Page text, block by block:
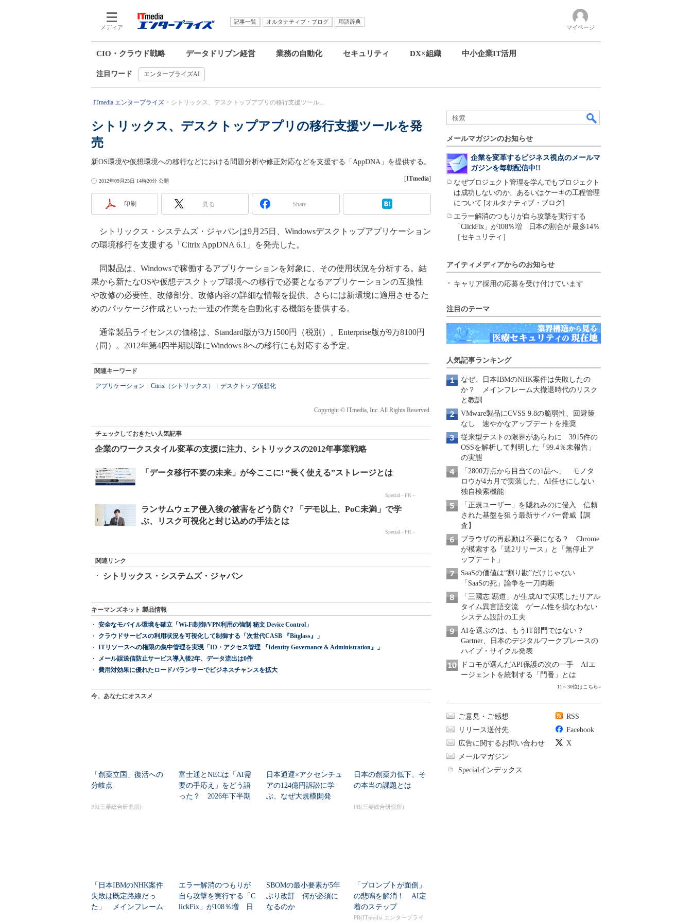
メディア
記事一覧 オルタナティブ・ブログ
用語辞典
マイページ
CIO・クラウド戦略 データドリブン経営 業務の自動化 セキュリティ DX×組織 中小企業IT活用
注目ワード エンタープライズAI
ITmedia エンタープライズ シトリックス、デスクトップアプリの移行支援ツール...
シトリックス、デスクトップアプリの移行支援ツールを発
売
新OS環境や仮想環境への移行などにおける問題分析や修正対応などを支援する「AppDNA」を提供する。
2012年09月25日 14時20分 公開 [ITmedia]
印刷 見る Share
シトリックス・システムズ・ジャパンは9月25日、Windowsデスクトップアプリケーション
の環境移行を支援する「Citrix AppDNA 6.1」を発売した。
同製品は、Windowsで稼働するアプリケーションを対象に、その使用状況を分析する。結
果から新たなOSや仮想デスクトップ環境への移行で必要となるアプリケーションの互換性
や改修の必要性、改修部分、改修内容の詳細な情報を提供、さらには新環境に適用させるた
めのパッケージ作成といった一連の作業を自動化する機能を提供する。
通常製品ライセンスの価格は、Standard版が3万1500円（税別）、Enterprise版が9万8100円
（同）。2012年第4四半期以降にWindows 8への移行にも対応する予定。
関連キーワード
アプリケーション Citrix（シトリックス） デスクトップ仮想化
Copyright © ITmedia, Inc. All Rights Reserved.
チェックしておきたい人気記事
企業のワークスタイル変革の支援に注力、シトリックスの2012年事業戦略
関連リンク
シトリックス・システムズ・ジャパン
キーマンズネット 製品情報
安全なモバイル環境を確立「Wi-Fi制御/VPN利用の強制 秘文 Device Control」
クラウドサービスの利用状況を可視化して制御する「次世代CASB 『Bitglass』」
ITリソースへの権限の集中管理を実現「ID・アクセス管理 『Identity Governance & Administration』」
メール誤送信防止サービス導入後2年、データ流出は0件
費用対効果に優れたロードバランサーでビジネスチャンスを拡大
今、あなたにオススメ
「創薬立国」復活への
分岐点
PR(三菱総合研究所)
富士通とNECは「AI需
要の手応え」をどう語
った？ 2026年下半期
日本通運×アクセンチュ
アの124億円訴訟に学
ぶ、なぜ大規模開発
日本の創薬力低下、そ
の本当の課題とは
PR(三菱総合研究所)
「日本IBMのNHK案件
失敗は既定路線だっ
た」 メインフレーム
エラー解消のつもりが
自ら攻撃を実行する「C
lickFix」が108％増 日
SBOMの最小要素が5年
ぶり改訂 何が必須に
なるのか
「プロンプトが面倒」
の悲鳴を解消！ AI定
着のステップ
PR(ITmedia エンタープライ
メールマガジンのお知らせ
企業を変革するビジネス視点のメールマ
ガジンを毎朝配信中!!
なぜプロジェクト管理を学んでもプロジェクト
は成功しないのか、あるいはケーキの工程管理
について [オルタナティブ・ブログ]
エラー解消のつもりが自ら攻撃を実行する
「ClickFix」が108％増 日本の割合が 最多14％
［セキュリティ］
アイティメディアからのお知らせ
キャリア採用の応募を受け付けています
注目のテーマ
人気記事ランキング
なぜ、日本IBMのNHK案件は失敗したの
か？ メインフレーム大撤退時代のリスク
と教訓
VMware製品にCVSS 9.8の脆弱性、回避策
なし 速やかなアップデートを推奨
従来型テストの限界があらわに 3915件の
OSSを解析して判明した「99.4％未報告」
の実態
「2800万点から目当ての1品へ」 モノタ
ロウが4カ月で実装した、AI任せにしない
独自検索機能
「正規ユーザー」を隠れみのに侵入 信頼
された基盤を狙う最新サイバー脅威【調
査】
ブラウザの再起動は不要になる？ Chrome
が模索する「週2リリース」と「無停止ア
ップデート」
SaaSの価値は“割り勘”だけじゃない
「SaaSの死」論争を一刀両断
「三國志 覇道」が生成AIで実現したリアル
タイム異言語交流 ゲーム性を損なわない
システム設計の工夫
AIを選ぶのは、もうIT部門ではない？
Gartner、日本のデジタルワークプレースの
ハイプ・サイクル発表
ドコモが選んだAPI保護の次の一手 AIエ
ージェントを統制する「門番」とは
11～30位はこちら»
ご意見・ご感想
リリース送付先
広告に関するお問い合わせ
メールマガジン
Specialインデックス
RSS
Facebook
X